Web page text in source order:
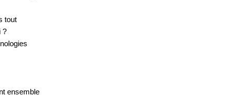
tout
?
ensemble